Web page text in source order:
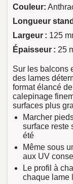
Couleur:
Longueur
Largeur : 125
Épaisseur : 25
Sur les balcons
des lames
format élancé
calepinage
surfaces plus
Marcher
surface reste
été
Même sous
aux UV
Le profil à
chaque lame